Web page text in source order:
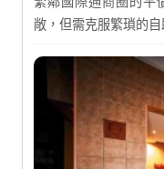
敞，但需克服繁瑣的自